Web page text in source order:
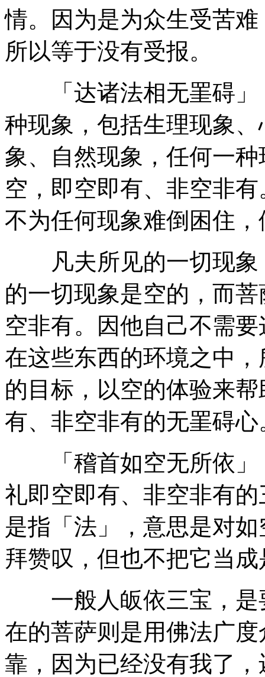
情。因为是为众生受苦
所以等于没有受报。
「达诸法相无罣碍」
种现象，包括生理现象
象、自然现象，任何一
空，即空即有、非空非
不为任何现象难倒困住
凡夫所见的一切现象
的一切现象是空的，而
空非有。因他自己不需
在这些东西的环境之中
的目标，以空的体验来
有、非空非有的无罣碍心
「稽首如空无所依」
礼即空即有、非空非有
是指「法」，意思是对
拜赞叹，但也不把它当
一般人皈依三宝，是
在的菩萨则是用佛法广
靠，因为已经没有我了